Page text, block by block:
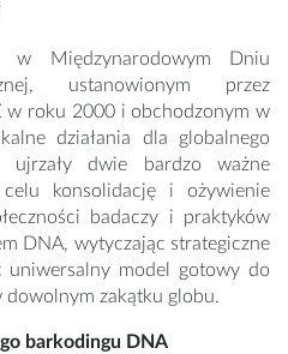
Międzynarodowym Dniu
ustanowionym przez
w roku 2000 i obchodzonym w
działania dla globalnego
ujrzały dwie bardzo ważne
konsolidację i ożywienie
badaczy i praktyków
DNA, wytyczając strategiczne
uniwersalny model gotowy do
zakątku globu.
barkodingu DNA